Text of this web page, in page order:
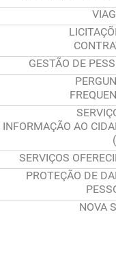
GESTÃO DE
INFORMAÇÃO AO
SERVIÇOS
PROTEÇÃO DE
NOVA